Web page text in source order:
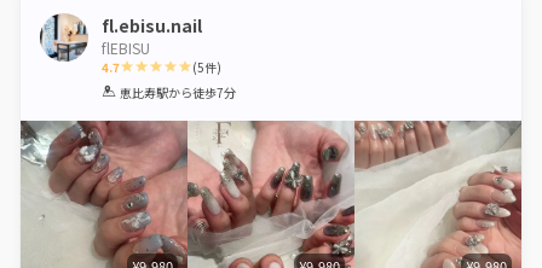
fl.ebisu.nail
flEBISU
4.7
1 2 3 4 5
(5件)
恵比寿駅から徒歩7分